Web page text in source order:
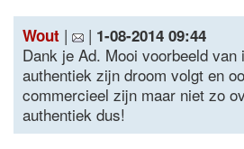
Wout | | 1-08-2014 09:44
Dank je Ad. Mooi voorbeeld van
authentiek zijn droom volgt en
commercieel zijn maar niet zo
authentiek dus!